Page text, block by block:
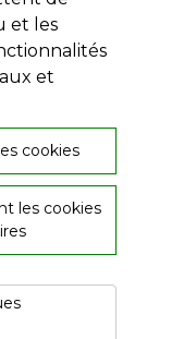
et les
et
cookies
les cookies